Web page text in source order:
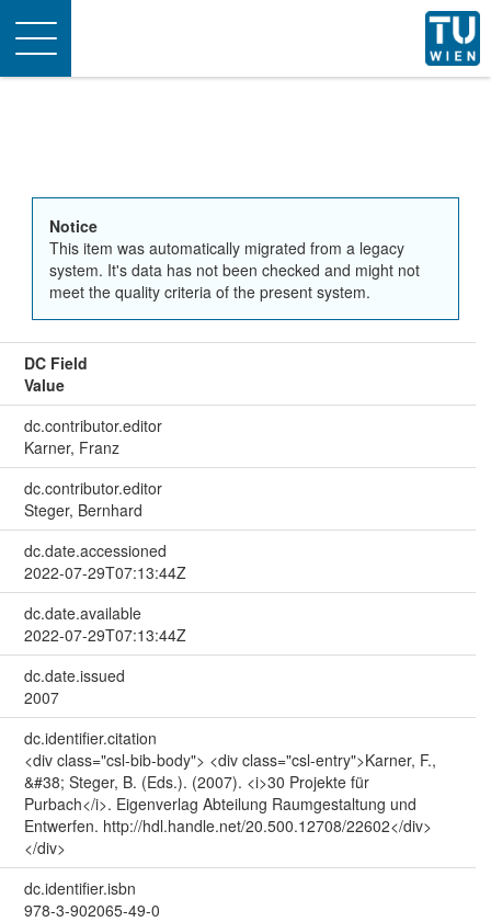
Toggle
navigation
Notice
This item was automatically migrated from a legacy
system. It's data has not been checked and might not
meet the quality criteria of the present system.
DC Field
Value
dc.contributor.editor
Karner, Franz
dc.contributor.editor
Steger, Bernhard
dc.date.accessioned
2022-07-29T07:13:44Z
dc.date.available
2022-07-29T07:13:44Z
dc.date.issued
2007
dc.identifier.citation
<div class="csl-bib-body"> <div class="csl-entry">Karner, F.,
&#38; Steger, B. (Eds.). (2007). <i>30 Projekte für
Purbach</i>. Eigenverlag Abteilung Raumgestaltung und
Entwerfen. http://hdl.handle.net/20.500.12708/22602</div>
</div>
dc.identifier.isbn
978-3-902065-49-0